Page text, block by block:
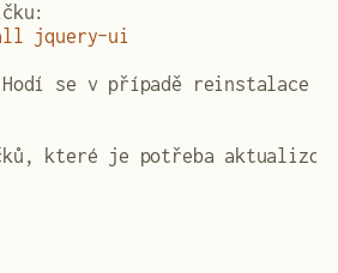
jquery-ui
Hodí se v případě reinstalace
které je potřeba